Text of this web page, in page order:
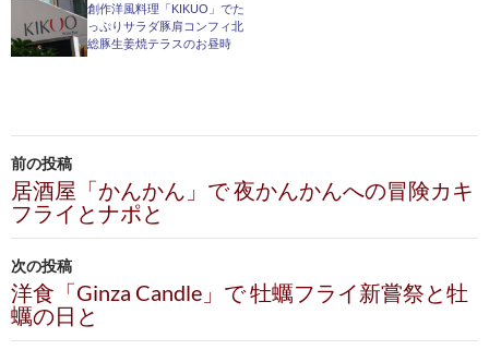
創作洋風料理「KIKUO」でた
っぷりサラダ豚肩コンフィ北
総豚生姜焼テラスのお昼時
投
稿
ナ
ビ
ゲ
ー
前の投稿
居酒屋「かんかん」で 夜かんかんへの冒険カキ
フライとナポと
次の投稿
洋食「Ginza Candle」で 牡蠣フライ新嘗祭と牡
蠣の日と